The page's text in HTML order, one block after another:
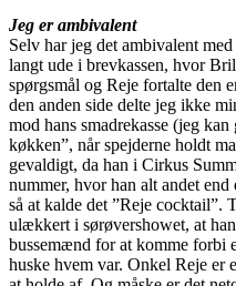
Jeg er ambivalent
Selv har jeg det ambivalent
langt ude i brevkassen, hvor
spørgsmål og Reje fortalte den
den anden side delte jeg ikke
mod hans smadrekasse (jeg
køkken”, når spejderne holdt
gevaldigt, da han i Cirkus
nummer, hvor han alt andet
så at kalde det ”Reje
ulækkert i sørøvershowet, at
bussemænd for at komme forbi
huske hvem var. Onkel Reje